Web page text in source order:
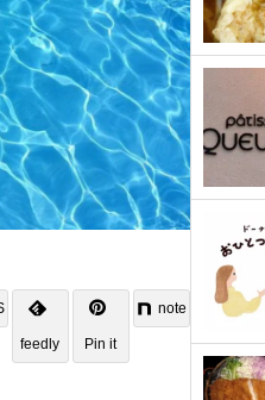
feedly Pin it
note